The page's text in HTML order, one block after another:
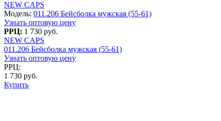
NEW CAPS
Модель: 011.206 Бейсболка мужская (55-61)
Узнать оптовую цену
РРЦ: 1 730 руб.
NEW CAPS
011.206 Бейсболка мужская (55-61)
Узнать оптовую цену
РРЦ:
1 730 руб.
Купить